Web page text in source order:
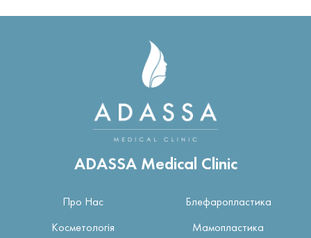
ADASSA Medical Clinic
Про Нас Блефаропластика
Косметологія Мамопластика